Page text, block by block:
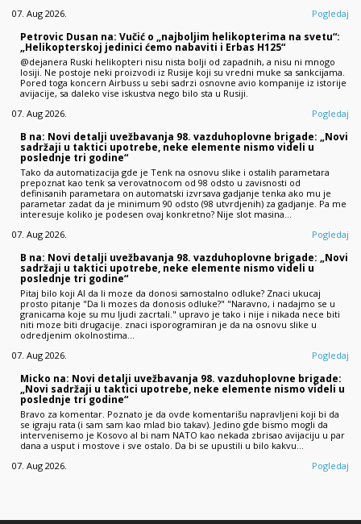
07. Aug 2026.
Pogledaj
Petrovic Dusan na: Vučić o „najboljim helikopterima na svetu“:
„Helikopterskoj jedinici ćemo nabaviti i Erbas H125“
@dejanera Ruski helikopteri nisu nista bolji od zapadnih, a nisu ni mnogo
losiji. Ne postoje neki proizvodi iz Rusije koji su vredni muke sa sankcijama.
Pored toga koncern Airbuss u sebi sadrzi osnovne avio kompanije iz istorije
avijacije, sa daleko vise iskustva nego bilo sta u Rusiji.
07. Aug 2026.
Pogledaj
B na: Novi detalji uvežbavanja 98. vazduhoplovne brigade: „Novi
sadržaji u taktici upotrebe, neke elemente nismo videli u
poslednje tri godine“
Tako da automatizacija gde je Tenk na osnovu slike i ostalih parametara
prepoznat kao tenk sa verovatnocom od 98 odsto u zavisnosti od
definisanih parametara on automatski izvrsava gadjanje tenka ako mu je
parametar zadat da je minimum 90 odsto (98 utvrdjenih) za gadjanje. Pa me
interesuje koliko je podesen ovaj konkretno? Nije slot masina…
07. Aug 2026.
Pogledaj
B na: Novi detalji uvežbavanja 98. vazduhoplovne brigade: „Novi
sadržaji u taktici upotrebe, neke elemente nismo videli u
poslednje tri godine“
Pitaj bilo koji AI da li moze da donosi samostalno odluke? Znaci ukucaj
prosto pitanje "Da li mozes da donosis odluke?" "Naravno, i nadajmo se u
granicama koje su mu ljudi zacrtali." upravo je tako i nije i nikada nece biti
niti moze biti drugacije. znaci isporogramiran je da na osnovu slike u
odredjenim okolnostima…
07. Aug 2026.
Pogledaj
Micko na: Novi detalji uvežbavanja 98. vazduhoplovne brigade:
„Novi sadržaji u taktici upotrebe, neke elemente nismo videli u
poslednje tri godine“
Bravo za komentar. Poznato je da ovde komentarišu napravljeni koji bi da
se igraju rata (i sam sam kao mlad bio takav). Jedino gde bismo mogli da
intervenisemo je Kosovo al bi nam NATO kao nekada zbrisao avijaciju u par
dana a usput i mostove i sve ostalo. Da bi se upustili u bilo kakvu…
07. Aug 2026.
Pogledaj